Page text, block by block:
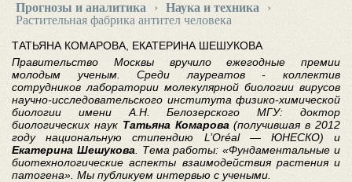
Прогнозы и аналитика › Наука и техника
›
Растительная фабрика антител человека
ТАТЬЯНА КОМАРОВА, ЕКАТЕРИНА ШЕШУКОВА
Правительство Москвы вручило ежегодные премии
молодым ученым. Среди лауреатов - коллектив
сотрудников лаборатории молекулярной биологии вирусов
научно-исследовательского института физико-химической
биологии имени А.Н. Белозерского МГУ: доктор
биологических наук Татьяна Комарова(получившая в 2012
году национальную стипендию L’Oréal — ЮНЕСКО) и
Екатерина Шешукова . Тема работы: «Фундаментальные и
биотехнологические аспекты взаимодействия растения и
патогена». Мы публикуем интервью с учеными.